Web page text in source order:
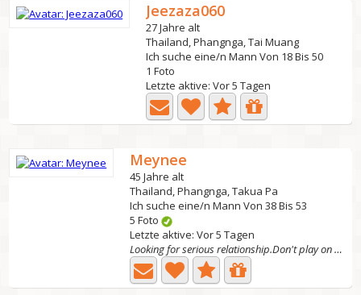
Jeezaza060
27 Jahre alt
Thailand, Phangnga, Tai Muang
Ich suche eine/n Mann Von 18 Bis 50
1 Foto
Letzte aktive: Vor 5 Tagen
Meynee
45 Jahre alt
Thailand, Phangnga, Takua Pa
Ich suche eine/n Mann Von 38 Bis 53
5 Foto
Letzte aktive: Vor 5 Tagen
Looking for serious relationship.Don't play on me